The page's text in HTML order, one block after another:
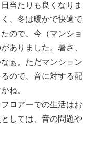
当たりも良くなりま
、冬は暖かで快適で
ので、今（マンショ
ありました。暑さ、
ぁ。ただマンション
ので、音に対する配
ね。
ロアーでの生活はお
しては、音の問題や